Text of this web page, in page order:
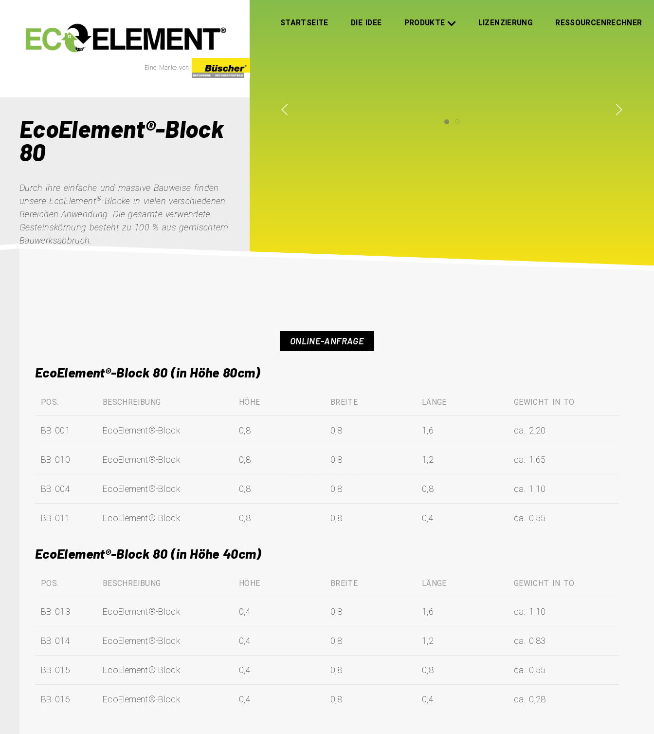
Eine Marke von
STARTSEITE DIE IDEE PRODUKTE LIZENZIERUNG RESSOURCENRECHNER
EcoElement®-Block
80
Durch ihre einfache und massive Bauweise finden
unsere EcoElement®-Blöcke in vielen verschiedenen
Bereichen Anwendung. Die gesamte verwendete
Gesteinskörnung besteht zu 100 % aus gemischtem
Bauwerksabbruch.
ONLINE-ANFRAGE
EcoElement®-Block 80 (in Höhe 80cm)
POS. BESCHREIBUNG HÖHE BREITE LÄNGE GEWICHT IN TO
BB 001 EcoElement®-Block 0,8 0,8 1,6 ca. 2,20
BB 010 EcoElement®-Block 0,8 0,8 1,2 ca. 1,65
BB 004 EcoElement®-Block 0,8 0,8 0,8 ca. 1,10
BB 011 EcoElement®-Block 0,8 0,8 0,4 ca. 0,55
EcoElement®-Block 80 (in Höhe 40cm)
POS. BESCHREIBUNG HÖHE BREITE LÄNGE GEWICHT IN TO
BB 013 EcoElement®-Block 0,4 0,8 1,6 ca. 1,10
BB 014 EcoElement®-Block 0,4 0,8 1,2 ca. 0,83
BB 015 EcoElement®-Block 0,4 0,8 0,8 ca. 0,55
BB 016 EcoElement®-Block 0,4 0,8 0,4 ca. 0,28